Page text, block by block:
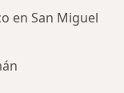
en San Miguel